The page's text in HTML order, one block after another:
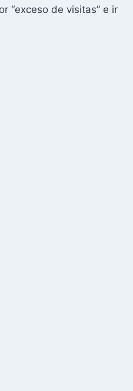
“exceso de visitas” e ir